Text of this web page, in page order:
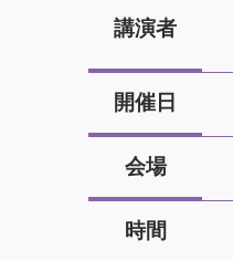
講演者
開催日
会場
時間